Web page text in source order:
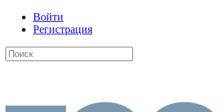
Войти
Регистрация